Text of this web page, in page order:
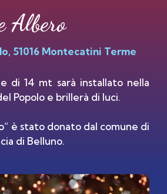
Albero
51016 Montecatini Terme
di 14 mt sarà installato nella
Popolo e brillerà di luci.
è stato donato dal comune di
di Belluno.